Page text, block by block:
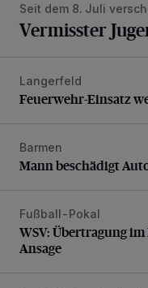
Seit dem 8. Juli
Vermisster
Feuerwehr-Einsatz
Langerfeld
Feuerwehr-Einsatz
Mann beschädigt
Barmen
Mann beschädigt
WSV: Übertragung
Fußball-Pokal
WSV: Übertragung
Ansage